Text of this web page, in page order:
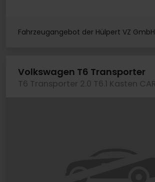
Fahrzeugangebot der Hülpert VZ GmbH
Volkswagen T6 Transporter